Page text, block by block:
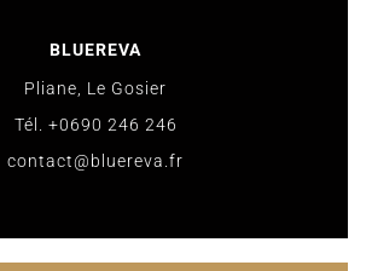
BLUEREVA
Pliane, Le Gosier
Tél. +0690 246 246
contact@bluereva.fr